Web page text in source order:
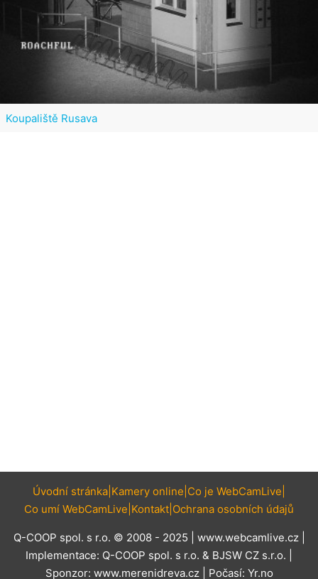
Koupaliště Rusava
Úvodní stránka Kamery online Co je WebCamLive
Co umí WebCamLive Kontakt Ochrana osobních údajů
Q-COOP spol. s r.o. © 2008 - 2025 | www.webcamlive.cz|
Implementace: Q-COOP spol. s r.o. & BJSW CZ s.r.o.
Sponzor: www.merenidreva.cz| Počasí: Yr.no